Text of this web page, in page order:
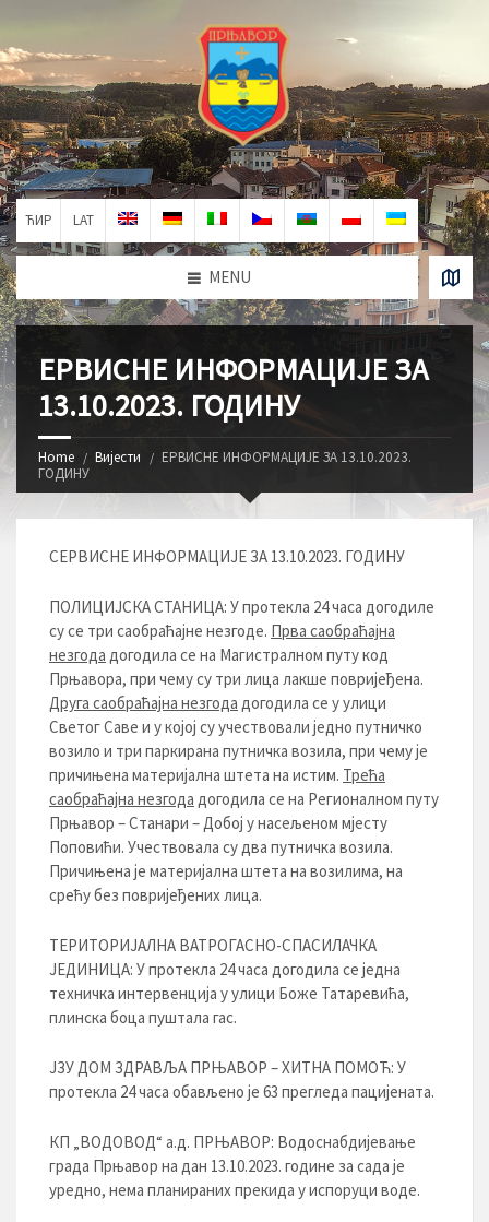
ЋИР LAT
MENU
ЕРВИСНЕ ИНФОРМАЦИЈЕ ЗА
13.10.2023. ГОДИНУ
Home Вијести
ЕРВИСНЕ ИНФОРМАЦИЈЕ ЗА 13.10.2023.
ГОДИНУ
СЕРВИСНЕ ИНФОРМАЦИЈЕ ЗА 13.10.2023. ГОДИНУ
ПОЛИЦИЈСКА СТАНИЦА: У протекла 24 часа догодиле
су се три саобраћајне незгоде. Прва саобраћајна
незгода догодила се на Магистралном путу код
Прњавора, при чему су три лица лакше повријеђена.
Друга саобраћајна незгода догодила се у улици
Светог Саве и у којој су учествовали једно путничко
возило и три паркирана путничка возила, при чему је
причињена материјална штета на истим. Трећа
саобраћајна незгода догодила се на Регионалном путу
Прњавор – Станари – Добој у насељеном мјесту
Поповићи. Учествовала су два путничка возила.
Причињена је материјална штета на возилима, на
срећу без повријеђених лица.
ТЕРИТОРИЈАЛНА ВАТРОГАСНО-СПАСИЛАЧКА
ЈЕДИНИЦА: У протекла 24 часа догодила се једна
техничка интервенција у улици Боже Татаревића,
плинска боца пуштала гас.
ЈЗУ ДОМ ЗДРАВЉА ПРЊАВОР – ХИТНА ПОМОЋ: У
протекла 24 часа обављено је 63 прегледа пацијената.
КП „ВОДОВОД“ а.д. ПРЊАВОР: Водоснабдијевање
града Прњавор на дан 13.10.2023. године за сада је
уредно, нема планираних прекида у испоруци воде.